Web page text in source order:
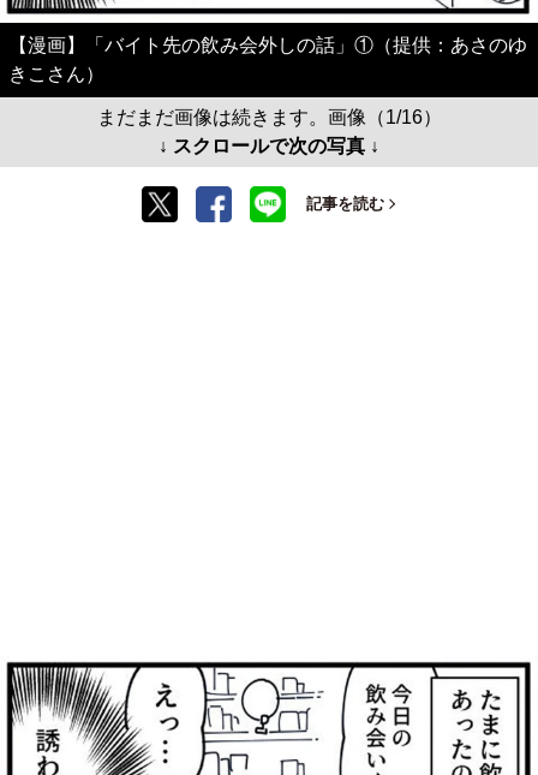
【漫画】「バイト先の飲み会外しの話」①（提供：あさのゆ
きこさん）
まだまだ画像は続きます。画像（1/16）
↓ スクロールで次の写真 ↓
記事を読む